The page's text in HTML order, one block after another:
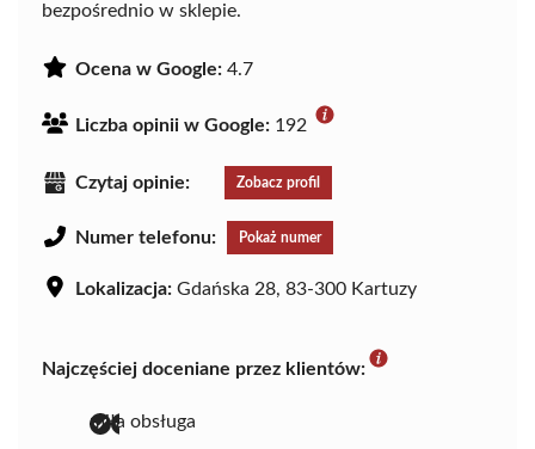
bezpośrednio w sklepie.
Ocena w Google: 4.7
Liczba opinii w Google: 192
Czytaj opinie: Zobacz profil
Numer telefonu: Pokaż numer
Lokalizacja: Gdańska 28, 83-300 Kartuzy
Najczęściej doceniane przez klientów:
miła obsługa